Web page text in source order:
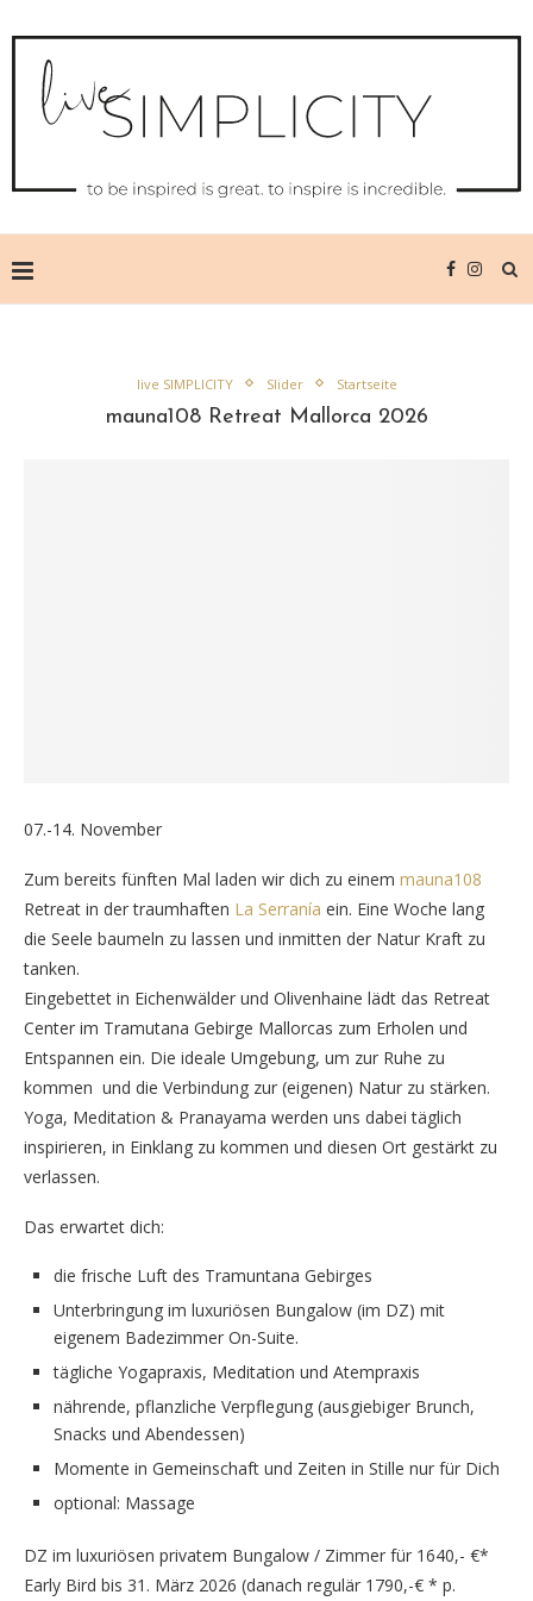
live SIMPLICITY Slider Startseite
mauna108 Retreat Mallorca 2026
07.-14. November
Zum bereits fünften Mal laden wir dich zu einem mauna108
Retreat in der traumhaften La Serranía ein. Eine Woche lang
die Seele baumeln zu lassen und inmitten der Natur Kraft zu
tanken.
Eingebettet in Eichenwälder und Olivenhaine lädt das Retreat
Center im Tramutana Gebirge Mallorcas zum Erholen und
Entspannen ein. Die ideale Umgebung, um zur Ruhe zu
kommen und die Verbindung zur (eigenen) Natur zu stärken.
Yoga, Meditation & Pranayama werden uns dabei täglich
inspirieren, in Einklang zu kommen und diesen Ort gestärkt zu
verlassen.
Das erwartet dich:
die frische Luft des Tramuntana Gebirges
Unterbringung im luxuriösen Bungalow (im DZ) mit
eigenem Badezimmer On-Suite.
tägliche Yogapraxis, Meditation und Atempraxis
nährende, pflanzliche Verpflegung (ausgiebiger Brunch,
Snacks und Abendessen)
Momente in Gemeinschaft und Zeiten in Stille nur für Dich
optional: Massage
DZ im luxuriösen privatem Bungalow / Zimmer für 1640,- €*
Early Bird bis 31. März 2026 (danach regulär 1790,-€ * p.